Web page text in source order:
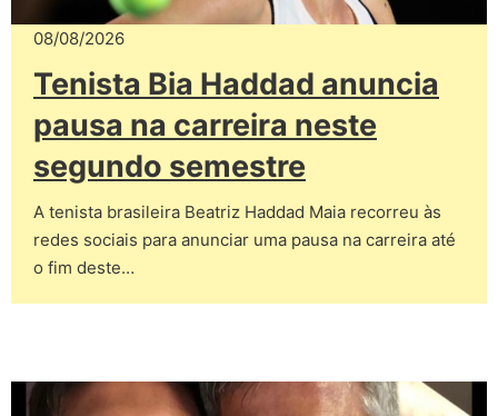
08/08/2026
Tenista Bia Haddad anuncia
pausa na carreira neste
segundo semestre
A tenista brasileira Beatriz Haddad Maia recorreu às
redes sociais para anunciar uma pausa na carreira até
o fim deste…